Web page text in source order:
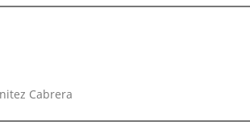
Cabrera